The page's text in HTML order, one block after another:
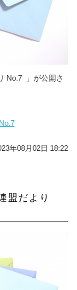
No.7 」が公開さ
年08月02日 18:22
盟だより